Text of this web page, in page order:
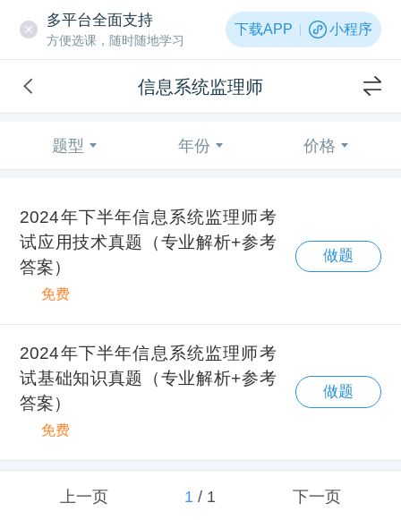
多平台全面支持
方便选课，随时随地学习
下载APP 小程序
信息系统监理师
题型 年份 价格
2024年下半年信息系统监理师考
试应用技术真题（专业解析+参考
答案）
免费
做题
2024年下半年信息系统监理师考
试基础知识真题（专业解析+参考
答案）
免费
做题
上一页 1/ 1 下一页